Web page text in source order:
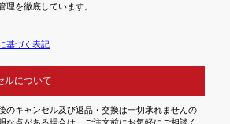
理を徹底しています。
基づく表記
ルについて
のキャンセル及び返品・交換は一切承れませんの